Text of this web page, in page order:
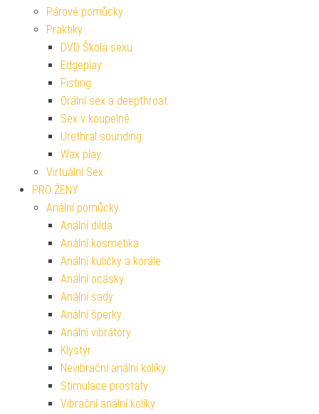
Párové pomůcky
Praktiky
DVD Škola sexu
Edgeplay
Fisting
Orální sex a deepthroat
Sex v koupelně
Urethral sounding
Wax play
Virtuální Sex
PRO ŽENY
Anální pomůcky
Anální dilda
Anální kosmetika
Anální kuličky a korále
Anální ocásky
Anální sady
Anální šperky
Anální vibrátory
Klystýr
Nevibrační anální kolíky
Stimulace prostaty
Vibrační anální kolíky